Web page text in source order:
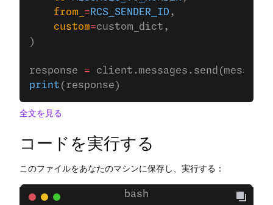
    from_
= RCS_SENDER_ID ,
    custom
=custom_dict,
)
response = client.messages.send(message)
print (response)
全文を見る
コードを実行する
このファイルをあなたのマシンに保存し、実行する：